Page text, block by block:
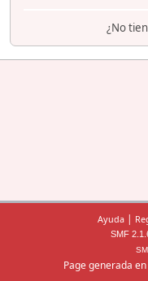
¿No
Ayuda |
SMF
Page generada